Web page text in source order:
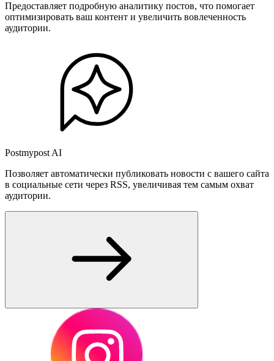
Предоставляет подробную аналитику постов, что помогает
оптимизировать ваш контент и увеличить вовлеченность
аудитории.
Postmypost AI
Позволяет автоматически публиковать новости с вашего сайта
в социальные сети через RSS, увеличивая тем самым охват
аудитории.